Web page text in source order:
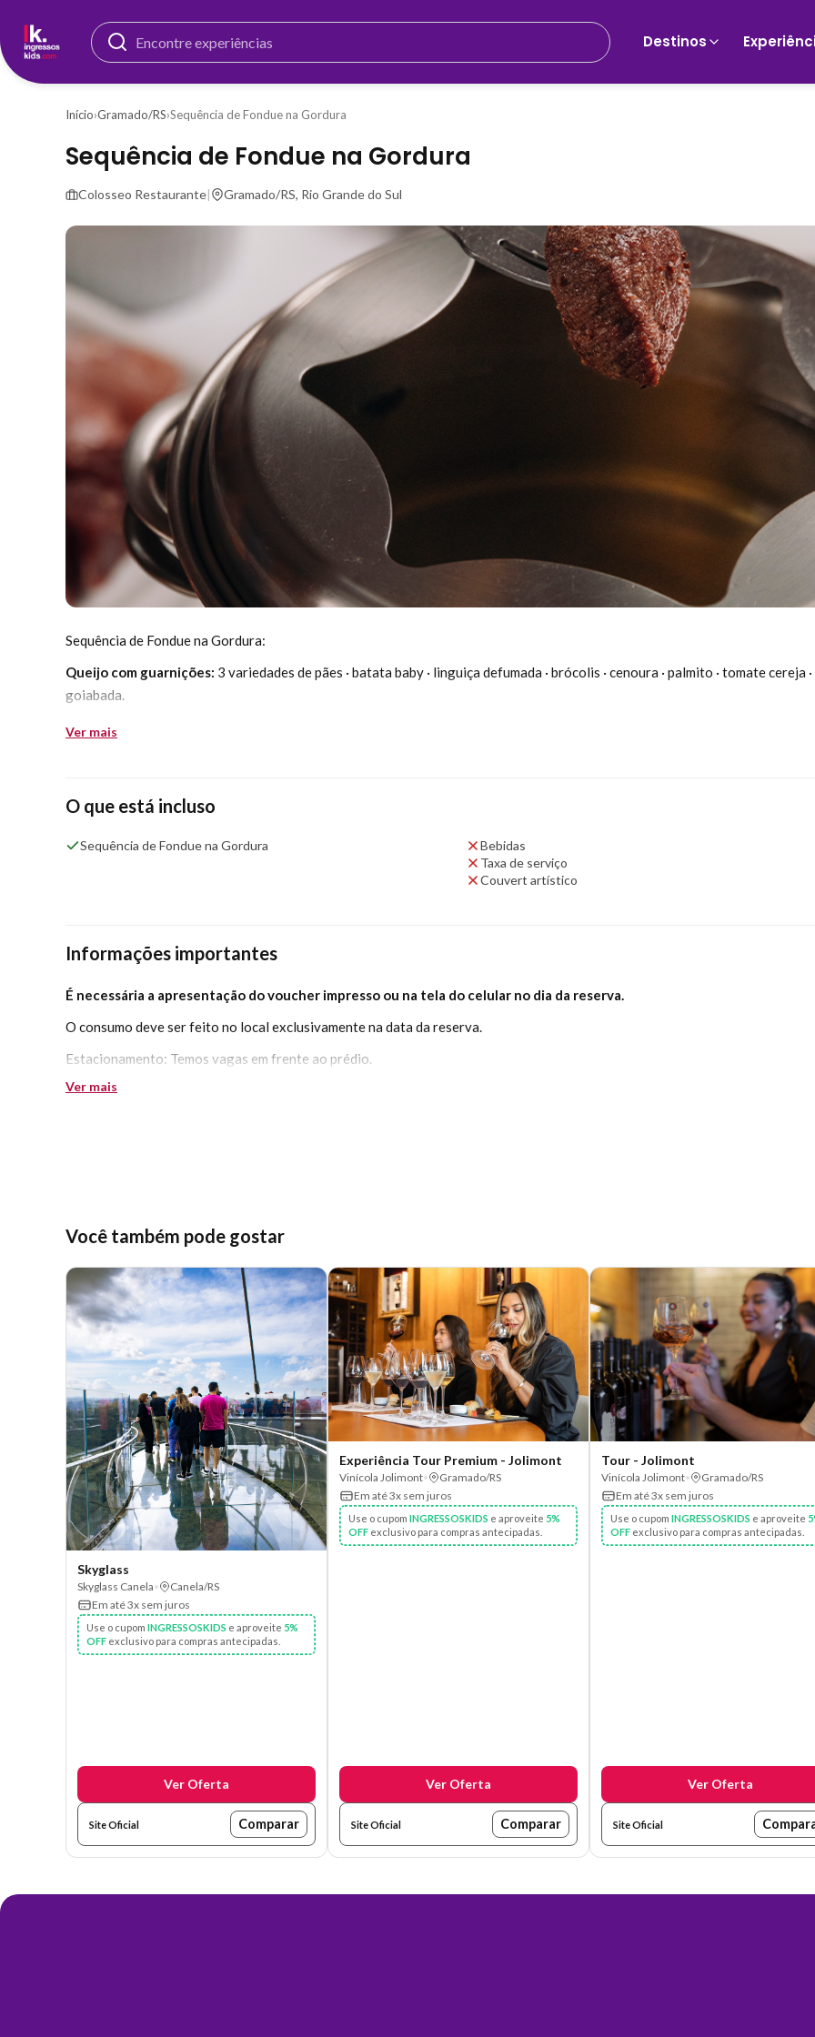
Destinos
Início›Gramado/RS›Sequência de Fondue na Gordura
Sequência de Fondue na Gordura
Colosseo Restaurante| Gramado/RS, Rio Grande do Sul
Sequência de Fondue na Gordura:
Queijo com guarnições: 3 variedades de pães · batata baby · linguiça defumada · brócolis · cenoura · palmito · tomate cereja ·
goiabada.
Carnes:filé mignon, filé de frango e cordeiro.
Atendemos por ordem de chegada, a compra antecipada não garante reserva de mesa. Recomendamos chegar com
antecedência para evitar tempo de espera.
Ver mais
O que está incluso
Sequência de Fondue na Gordura
Bebidas
Taxa de serviço
Couvert artístico
Informações importantes
É necessária a apresentação do voucher impresso ou na tela do celular no dia da reserva.
O consumo deve ser feito no local exclusivamente na data da reserva.
Estacionamento: Temos vagas em frente ao prédio.
Ver mais
Você também pode gostar
Skyglass
Skyglass Canela•
Canela/RS
Em até 3x sem juros
Use o cupom INGRESSOSKIDS e aproveite 5%
OFFexclusivo para compras antecipadas.
Ver Oferta
Site Oficial Comparar
Experiência Tour Premium - Jolimont
Vinícola Jolimont•
Gramado/RS
Em até 3x sem juros
Use o cupom INGRESSOSKIDS e aproveite 5%
OFFexclusivo para compras antecipadas.
Ver Oferta
Site Oficial Comparar
Tour - Jolimont
Vinícola Jolimont•
Gramado/RS
Em até 3x sem juros
Use o cupom INGRESSOSKIDS e aproveite
OFFexclusivo para compras antecipadas.
Ver Oferta
Site Oficial